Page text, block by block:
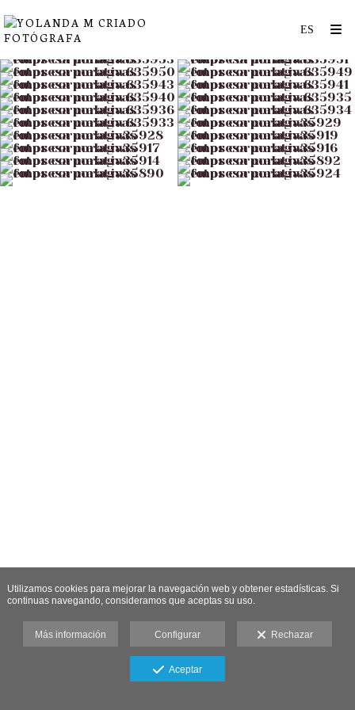
Utilizamos cookies para mejorar la navegación web y obtener estadísticas. Si
continuas navegando, consideramos que aceptas su uso.
Más información Configurar Rechazar
Aceptar